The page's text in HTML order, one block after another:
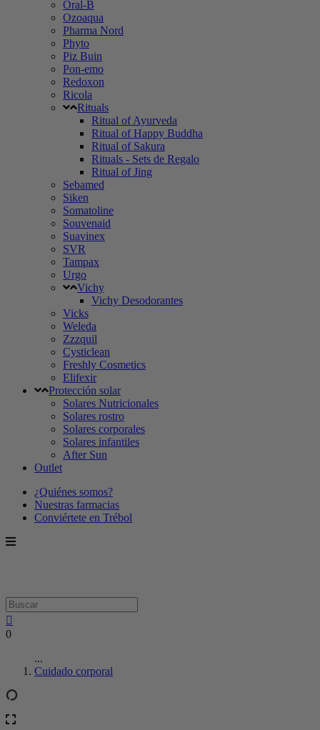
Oral-B
Ozoaqua
Pharma Nord
Phyto
Piz Buin
Pon-emo
Redoxon
Ricola
Rituals
Ritual of Ayurveda
Ritual of Happy Buddha
Ritual of Sakura
Rituals - Sets de Regalo
Ritual of Jing
Sebamed
Siken
Somatoline
Souvenaid
Suavinex
SVR
Tampax
Urgo
Vichy
Vichy Desodorantes
Vicks
Weleda
Zzzquil
Cysticlean
Freshly Cosmetics
Elifexir
Protección solar
Solares Nutricionales
Solares rostro
Solares corporales
Solares infantiles
After Sun
Outlet
¿Quiénes somos?
Nuestras farmacias
Conviértete en Trébol
0
...
Cuidado corporal